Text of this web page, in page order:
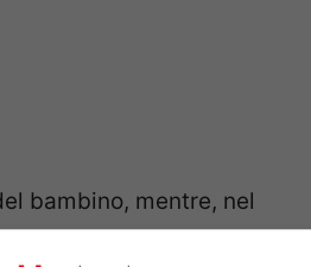
bambino, mentre, nel